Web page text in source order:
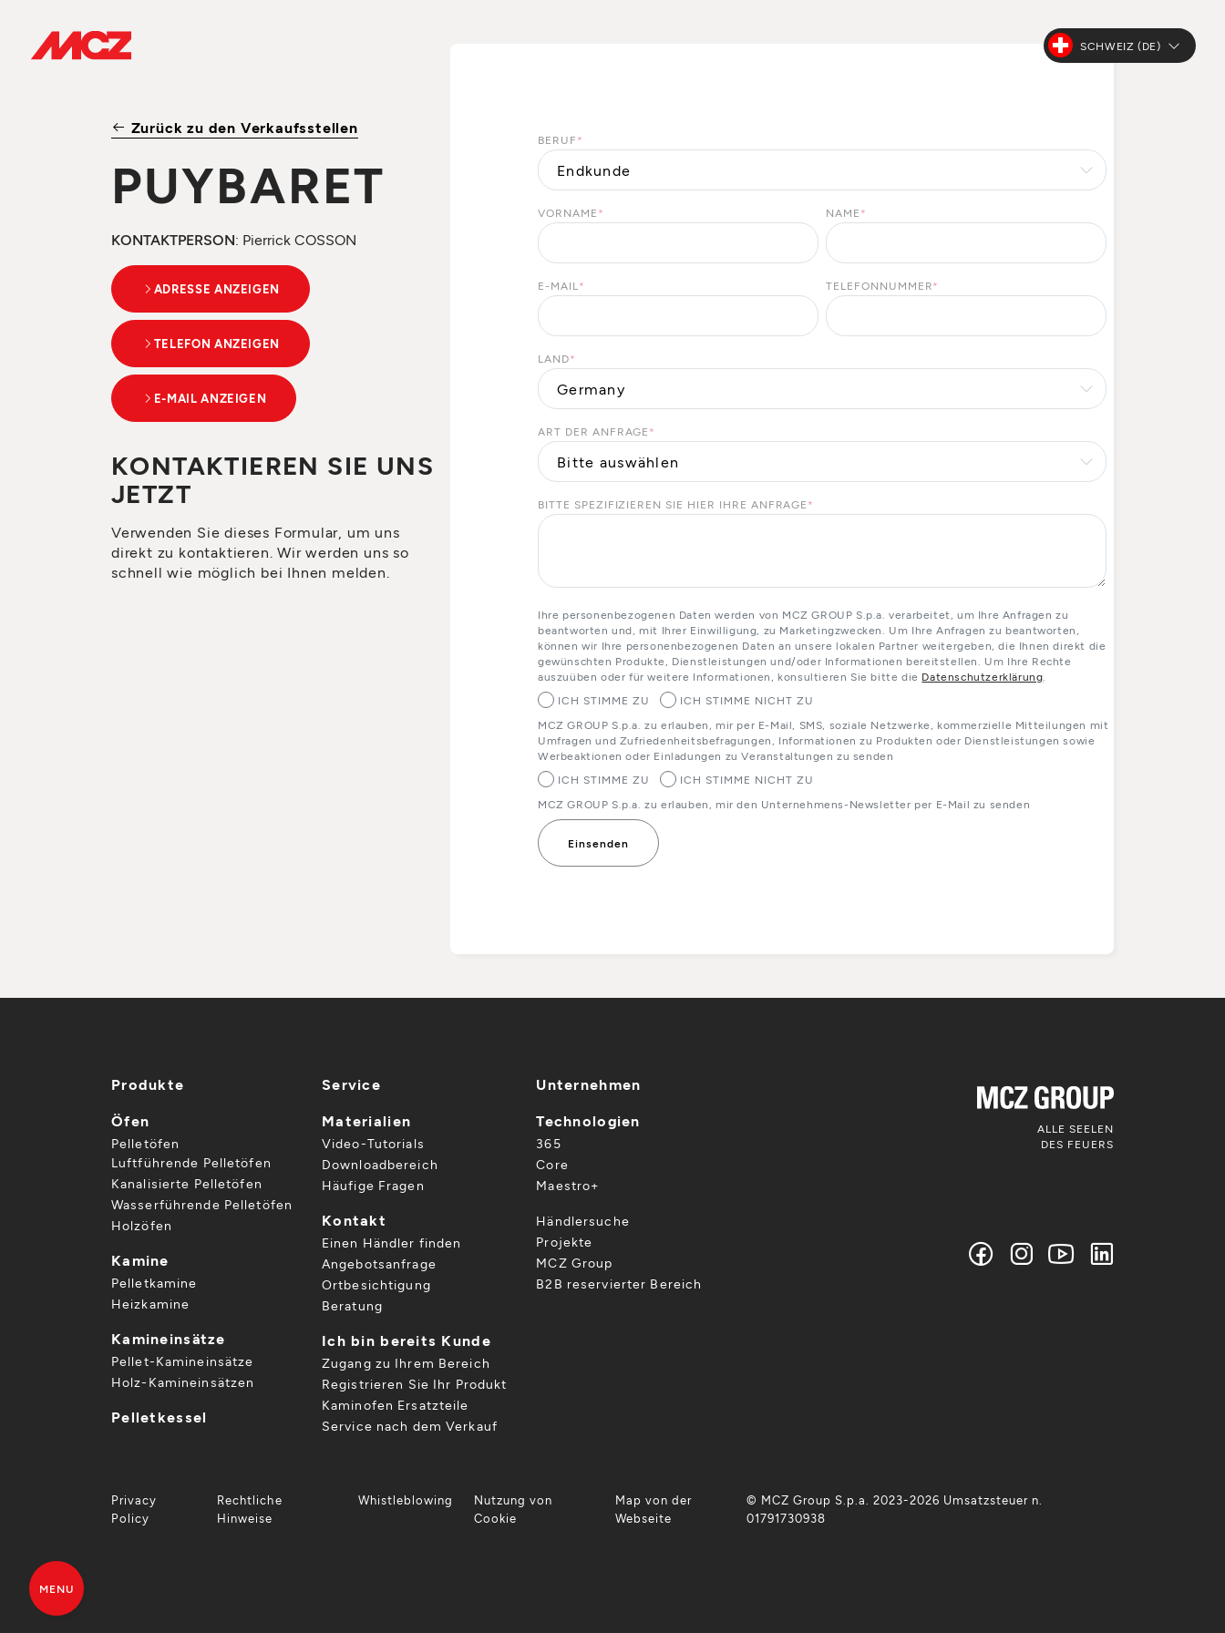
SCHWEIZ (DE)
Zurück zu den Verkaufsstellen
PUYBARET
KONTAKTPERSON: Pierrick COSSON
ADRESSE ANZEIGEN
TELEFON ANZEIGEN
E-MAIL ANZEIGEN
KONTAKTIEREN SIE UNS
JETZT
Verwenden Sie dieses Formular, um uns
direkt zu kontaktieren. Wir werden uns so
schnell wie möglich bei Ihnen melden.
BERUF *
VORNAME * NAME *
E-MAIL * TELEFONNUMMER*
LAND*
ART DER ANFRAGE *
BITTE SPEZIFIZIEREN SIE HIER IHRE ANFRAGE *
Ihre personenbezogenen Daten werden von MCZ GROUP S.p.a. verarbeitet, um Ihre Anfragen zu
beantworten und, mit Ihrer Einwilligung, zu Marketingzwecken. Um Ihre Anfragen zu beantworten,
können wir Ihre personenbezogenen Daten an unsere lokalen Partner weitergeben, die Ihnen direkt die
gewünschten Produkte, Dienstleistungen und/oder Informationen bereitstellen. Um Ihre Rechte
auszuüben oder für weitere Informationen, konsultieren Sie bitte die Datenschutzerklärung
ICH STIMME ZU
ICH STIMME NICHT ZU
MCZ GROUP S.p.a. zu erlauben, mir per E-Mail, SMS, soziale Netzwerke, kommerzielle Mitteilungen mit
Umfragen und Zufriedenheitsbefragungen, Informationen zu Produkten oder Dienstleistungen sowie
Werbeaktionen oder Einladungen zu Veranstaltungen zu senden
ICH STIMME ZU
ICH STIMME NICHT ZU
MCZ GROUP S.p.a. zu erlauben, mir den Unternehmens-Newsletter per E-Mail zu senden
Produkte
Öfen
Pelletöfen
Luftführende Pelletöfen
Kanalisierte Pelletöfen
Wasserführende Pelletöfen
Holzöfen
Kamine
Pelletkamine
Heizkamine
Kamineinsätze
Pellet-Kamineinsätze
Holz-Kamineinsätzen
Pelletkessel
Service
Materialien
Video-Tutorials
Downloadbereich
Häufige Fragen
Kontakt
Einen Händler finden
Angebotsanfrage
Ortbesichtigung
Beratung
Ich bin bereits Kunde
Zugang zu Ihrem Bereich
Registrieren Sie Ihr Produkt
Kaminofen Ersatzteile
Service nach dem Verkauf
Unternehmen
Technologien
365
Core
Maestro+
Händlersuche
Projekte
MCZ Group
B2B reservierter Bereich
ALLE SEELEN
DES FEUERS
Privacy
Policy
Rechtliche
Hinweise
Whistleblowing
Nutzung von
Cookie
Map von der
Webseite
© MCZ Group S.p.a. 2023-2026 Umsatzsteuer n.
01791730938
MENU